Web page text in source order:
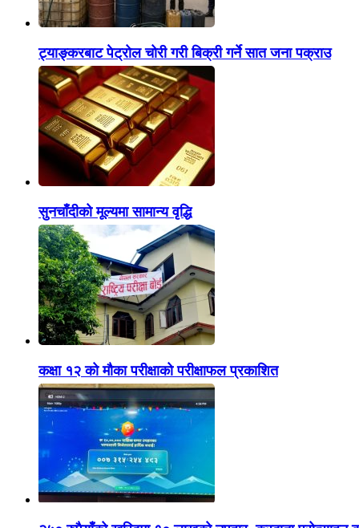
ट्याङ्करबाट पेट्रोल चोरी गरी बिक्री गर्ने सात जना पक्राउ
सुनचाँदीको मूल्यमा सामान्य वृद्धि
कक्षा १२ को मौका परीक्षाको परीक्षाफल प्रकाशित